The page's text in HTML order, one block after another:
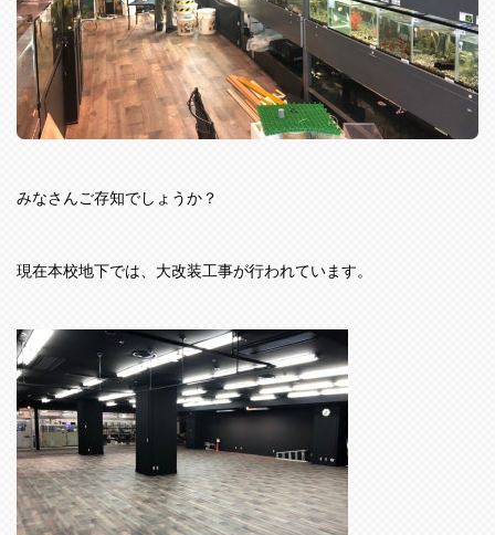
みなさんご存知でしょうか？
現在本校地下では、大改装工事が行われています。